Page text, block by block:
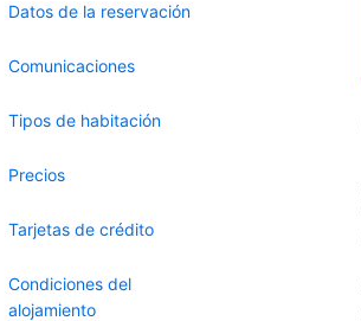
Datos de la reservación
Comunicaciones
Tipos de habitación
Precios
Tarjetas de crédito
Condiciones del
alojamiento